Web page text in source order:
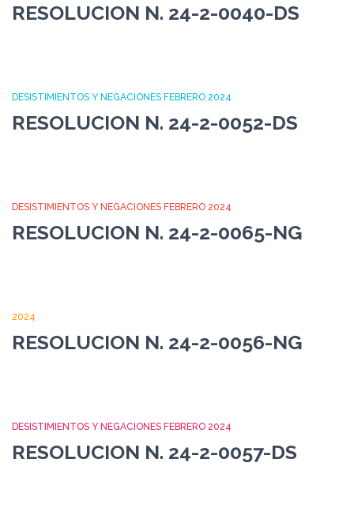
RESOLUCION N. 24-2-0040-DS
DESISTIMIENTOS Y NEGACIONES FEBRERO 2024
RESOLUCION N. 24-2-0052-DS
DESISTIMIENTOS Y NEGACIONES FEBRERO 2024
RESOLUCION N. 24-2-0065-NG
2024
RESOLUCION N. 24-2-0056-NG
DESISTIMIENTOS Y NEGACIONES FEBRERO 2024
RESOLUCION N. 24-2-0057-DS